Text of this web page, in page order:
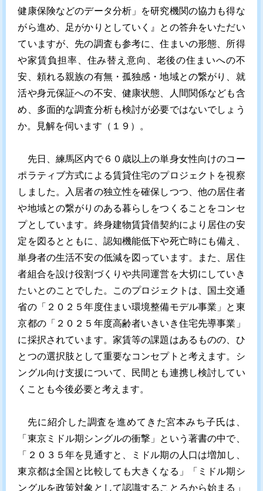
健康保険などのデータ分析」を研究機関の協力も得な
がら進め、足がかりとしていく』との答弁をいただい
ていますが、先の調査も参考に、住まいの形態、所得
や家賃負担率、住み替え意向、老後の住まいへの不
安、頼れる親族の有無・孤独感・地域との繋がり、就
活や身元保証への不安、健康状態、人間関係なども含
め、多面的な調査分析も検討が必要ではないでしょう
か。見解を伺います（１９）。
先日、練馬区内で６０歳以上の単身女性向けのコー
ポラティブ方式による賃貸住宅のプロジェクトを視察
しました。入居者の独立性を確保しつつ、他の居住者
や地域との繋がりのある暮らしをつくることをコンセ
プとしています。終身建物賃貸借契約により居住の安
定を図るとともに、認知機能低下や死亡時にも備え、
単身者の生活不安の低減を図っています。また、居住
者組合を設け役割づくりや共同運営を大切にしていき
たいとのことでした。このプロジェクトは、国土交通
省の「２０２５年度住まい環境整備モデル事業」と東
京都の「２０２５年度高齢者いきいき住宅先導事業」
に採択されています。家賃等の課題はあるものの、ひ
とつの選択肢として重要なコンセプトと考えます。シ
ングル向け支援について、民間とも連携し検討してい
くことも今後必要と考えます。
先に紹介した調査を進めてきた宮本みち子氏は、
「東京ミドル期シングルの衝撃」という著書の中で、
「２０３５年を見通すと、ミドル期の人口は増加し、
東京都は全国と比較しても大きくなる」「ミドル期シ
ングルを政策対象として認識することろから始まる」